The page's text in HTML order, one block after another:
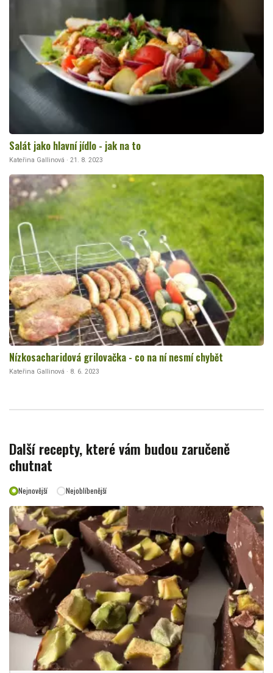
Salát jako hlavní jídlo - jak na to
Kateřina Gallinová · 21. 8. 2023
Nízkosacharidová grilovačka - co na ní nesmí chybět
Kateřina Gallinová · 8. 6. 2023
Další recepty, které vám budou zaručeně
chutnat
Nejnovější Nejoblíbenější